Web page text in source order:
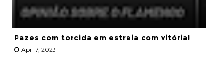
Pazes com torcida em estreia com vitória!
Apr 17, 2023